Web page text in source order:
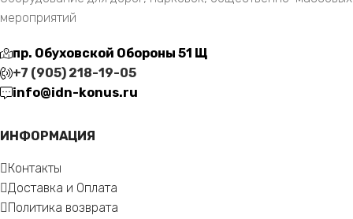
мероприятий
пр. Обуховской Обороны 51 Щ
+7 (905) 218-19-05
info@idn-konus.ru
ИНФОРМАЦИЯ
Контакты
Доставка и Оплата
Политика возврата